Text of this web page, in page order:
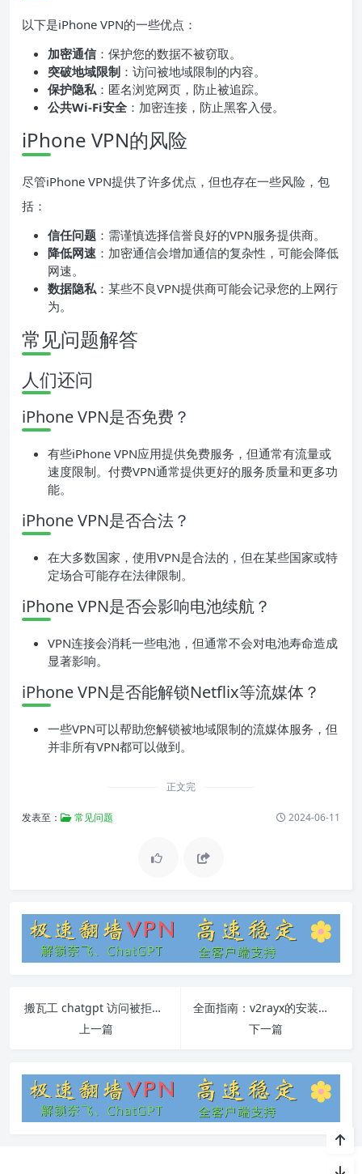
以下是iPhone VPN的一些优点：
加密通信：保护您的数据不被窃取。
突破地域限制 ：访问被地域限制的内容。
保护隐私：匿名浏览网页，防止被追踪。
公共Wi-Fi安全 ：加密连接，防止黑客入侵。
iPhone VPN的风险
尽管iPhone VPN提供了许多优点，但也存在一些风险，包
括：
信任问题 ：需谨慎选择信誉良好的VPN服务提供商。
降低网速 ：加密通信会增加通信的复杂性，可能会降低
网速。
数据隐私：某些不良VPN提供商可能会记录您的上网行
为。
常见问题解答
人们还问
iPhone VPN是否免费？
有些iPhone VPN应用提供免费服务，但通常有流量或
速度限制。付费VPN通常提供更好的服务质量和更多功
能。
iPhone VPN是否合法？
在大多数国家，使用VPN是合法的，但在某些国家或特
定场合可能存在法律限制。
iPhone VPN是否会影响电池续航？
VPN连接会消耗一些电池，但通常不会对电池寿命造成
显著影响。
iPhone VPN是否能解锁Netflix等流媒体？
一些VPN可以帮助您解锁被地域限制的流媒体服务，但
并非所有VPN都可以做到。
正文完
发表至： 常见问题 2024-06-11
搬瓦工 chatgpt 访问被拒绝问题全解析
上一篇
全面指南：v2rayx的安装、使用和常见问题解答
下一篇